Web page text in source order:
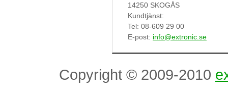
14250 SKOGÅS
Kundtjänst:
Tel: 08-609 29 00
E-post: info@extronic.se
Copyright © 2009-2010